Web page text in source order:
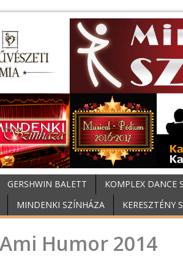
GERSHWIN BALETT
KOMPLEX DANCE
MINDENKI SZÍNHÁZA KERESZTÉNY
Humor 2014